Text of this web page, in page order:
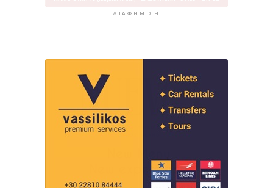
ΔΙΑΦΉΜΙΣΗ